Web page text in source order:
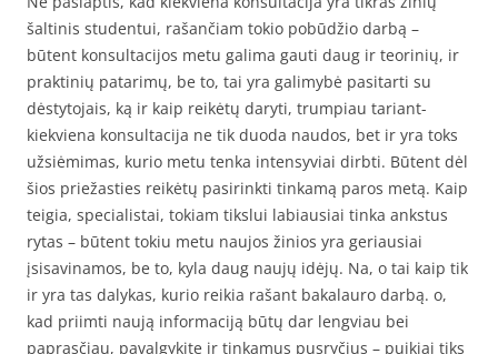
šaltinis studentui, rašančiam tokio pobūdžio darbą –
būtent konsultacijos metu galima gauti daug ir teorinių, ir
praktinių patarimų, be to, tai yra galimybė pasitarti su
dėstytojais, ką ir kaip reikėtų daryti, trumpiau tariant-
kiekviena konsultacija ne tik duoda naudos, bet ir yra toks
užsiėmimas, kurio metu tenka intensyviai dirbti. Būtent dėl
šios priežasties reikėtų pasirinkti tinkamą paros metą. Kaip
teigia, specialistai, tokiam tikslui labiausiai tinka ankstus
rytas – būtent tokiu metu naujos žinios yra geriausiai
įsisavinamos, be to, kyla daug naujų idėjų. Na, o tai kaip tik
ir yra tas dalykas, kurio reikia rašant bakalauro darbą. o,
kad priimti naują informaciją būtų dar lengviau bei
paprasčiau, pavalgykite ir tinkamus pusryčius – puikiai tiks